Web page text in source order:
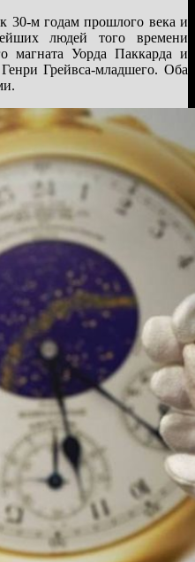
30-м годам прошлого века и
людей того времени
магната Уорда Паккарда и
Грейвса-младшего. Оба